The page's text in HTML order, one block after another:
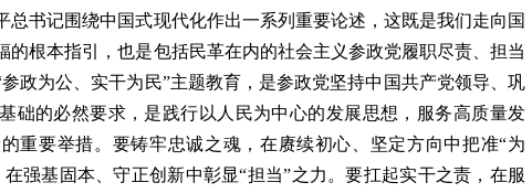
总书记围绕中国式现代化作出一系列重要论述，这既是我们走向国
的根本指引，也是包括民革在内的社会主义参政党履职尽责、担当
政为公、实干为民”主题教育，是参政党坚持中国共产党领导、巩
础的必然要求，是践行以人民为中心的发展思想，服务高质量发
重要举措。要铸牢忠诚之魂，在赓续初心、坚定方向中把准“为
强基固本、守正创新中彰显“担当”之力。要扛起实干之责，在服